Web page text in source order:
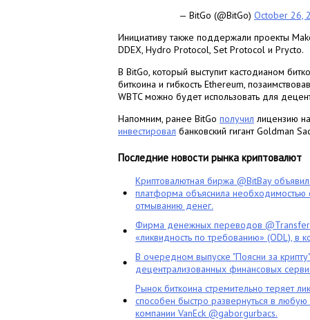
— BitGo (@BitGo) October 26,
Инициативу также поддержали проекты
DDEX, Hydro Protocol, Set Protocol и Prycto.
В BitGo, который выступит кастодианом
биткоина и гибкость Ethereum,
WBTC можно будет использовать для
Напомним, ранее BitGo получил лицензию
инвестировал банковский гигант Goldman
Последние новости рынка криптовалют
Криптовалютная биржа @BitBay
платформа объяснила необходимостью
отмыванию денег.
Фирма денежных переводов
«ликвидность по требованию» (ODL), в
В очередном выпуске "Поясни за
децентрализованных финансовых
Рынок биткоина стремительно теряет
способен быстро развернуться в
компании VanEck @gaborgurbacs.